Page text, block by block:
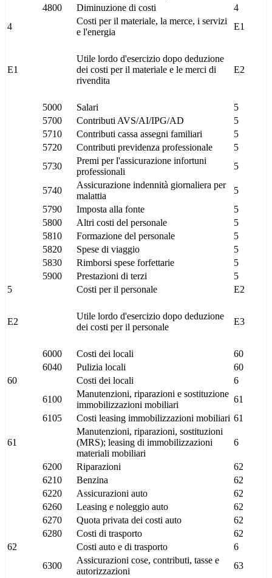
4800
Diminuzione di costi
4
4
Costi per il materiale, la merce, i servizi
e l'energia
E1
E1
Utile lordo d'esercizio dopo deduzione
dei costi per il materiale e le merci di
rivendita
E2
5000 Salari
5
5700
Contributi AVS/AI/IPG/AD
5
5710
Contributi cassa assegni familiari
5
5720
Contributi previdenza professionale
5
5730
Premi per l'assicurazione infortuni
professionali
5
5740
Assicurazione indennità giornaliera per
malattia
5
5790
Imposta alla fonte
5
5800
Altri costi del personale
5
5810
Formazione del personale
5
5820
Spese di viaggio
5
5830
Rimborsi spese forfettarie
5
5900
Prestazioni di terzi
5
5
Costi per il personale E2
E2
Utile lordo d'esercizio dopo deduzione
dei costi per il personale
E3
6000 Costi dei locali
60
6040
Pulizia locali
60
60
Costi dei locali
6
6100
Manutenzioni, riparazioni e sostituzione
immobilizzazioni mobiliari
61
6105
Costi leasing immobilizzazioni mobiliari 61
61
Manutenzioni, riparazioni, sostituzioni
(MRS); leasing di immobilizzazioni
materiali mobiliari
6
6200 Riparazioni
62
6210
Benzina
62
6220
Assicurazioni auto
62
6260
Leasing e noleggio auto
62
6270
Quota privata dei costi auto
62
6280
Costi di trasporto
62
62
Costi auto e di trasporto
6
6300
Assicurazioni cose, contributi, tasse e
autorizzazioni
63